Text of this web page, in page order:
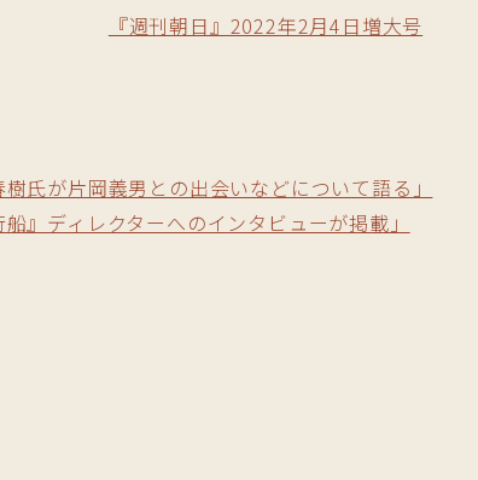
『週刊朝日』2022年2月4日増大号
氏が片岡義男との出会いなどについて語る」
』ディレクターへのインタビューが掲載」